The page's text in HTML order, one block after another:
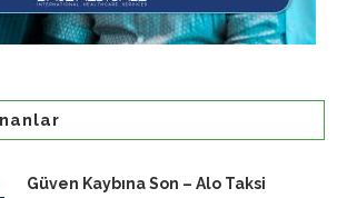
Güven Kaybına Son – Alo Taksi